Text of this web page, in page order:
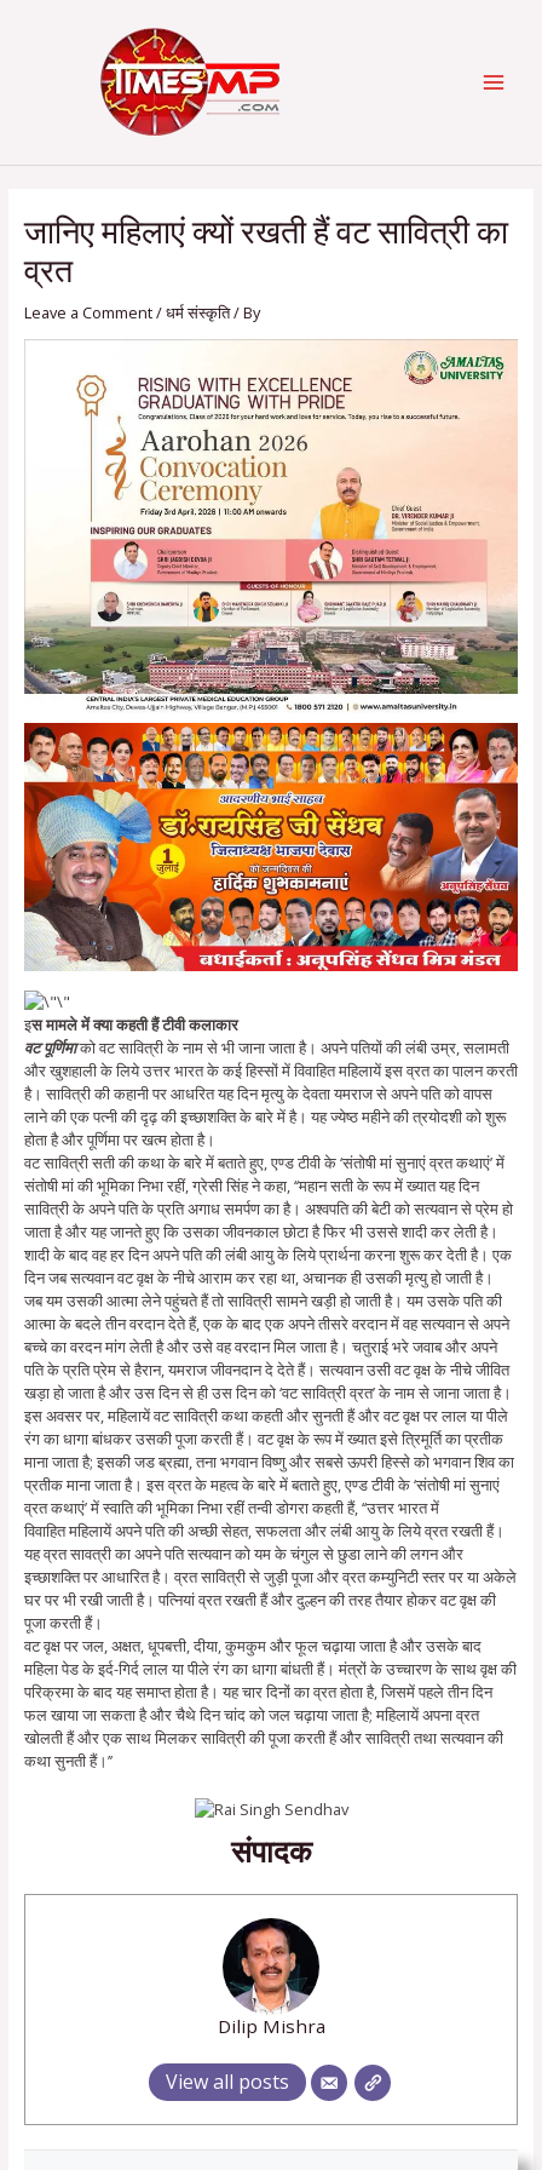
जानिए महिलाएं क्यों रखती हैं वट सावित्री का
व्रत
Leave a Comment/धर्म संस्कृति/ By
इस मामले में क्या कहती हैं टीवी कलाकार
वट पूर्णिमाको वट सावित्री के नाम से भी जाना जाता है। अपने पतियों की लंबी उम्र, सलामती
और खुशहाली के लिये उत्तर भारत के कई हिस्सों में विवाहित महिलायें इस व्रत का पालन करती
है। सावित्री की कहानी पर आधरित यह दिन मृत्यु के देवता यमराज से अपने पति को वापस
लाने की एक पत्नी की दृढ़ की इच्छाशक्ति के बारे में है। यह ज्येष्ठ महीने की त्रयोदशी को शुरू
होता है और पूर्णिमा पर खत्म होता है।
वट सावित्री सती की कथा के बारे में बताते हुए, एण्ड टीवी के ‘संतोषी मां सुनाएं व्रत कथाएं’ में
संतोषी मां की भूमिका निभा रहीं, ग्रेसी सिंह ने कहा, ‘‘महान सती के रूप में ख्यात यह दिन
सावित्री के अपने पति के प्रति अगाध समर्पण का है। अश्वपति की बेटी को सत्यवान से प्रेम हो
जाता है और यह जानते हुए कि उसका जीवनकाल छोटा है फिर भी उससे शादी कर लेती है।
शादी के बाद वह हर दिन अपने पति की लंबी आयु के लिये प्रार्थना करना शुरू कर देती है। एक
दिन जब सत्यवान वट वृक्ष के नीचे आराम कर रहा था, अचानक ही उसकी मृत्यु हो जाती है।
जब यम उसकी आत्मा लेने पहुंचते हैं तो सावित्री सामने खड़ी हो जाती है। यम उसके पति की
आत्मा के बदले तीन वरदान देते हैं, एक के बाद एक अपने तीसरे वरदान में वह सत्यवान से अपने
बच्चे का वरदन मांग लेती है और उसे वह वरदान मिल जाता है। चतुराई भरे जवाब और अपने
पति के प्रति प्रेम से हैरान, यमराज जीवनदान दे देते हैं। सत्यवान उसी वट वृक्ष के नीचे जीवित
खड़ा हो जाता है और उस दिन से ही उस दिन को ‘वट सावित्री व्रत’ के नाम से जाना जाता है।
इस अवसर पर, महिलायें वट सावित्री कथा कहती और सुनती हैं और वट वृक्ष पर लाल या पीले
रंग का धागा बांधकर उसकी पूजा करती हैं। वट वृक्ष के रूप में ख्यात इसे त्रिमूर्ति का प्रतीक
माना जाता है; इसकी जड ब्रह्मा, तना भगवान विष्णु और सबसे ऊपरी हिस्से को भगवान शिव का
प्रतीक माना जाता है। इस व्रत के महत्व के बारे में बताते हुए, एण्ड टीवी के ‘संतोषी मां सुनाएं
व्रत कथाएं’ में स्वाति की भूमिका निभा रहीं तन्वी डोगरा कहती हैं, ‘‘उत्तर भारत में
विवाहित महिलायें अपने पति की अच्छी सेहत, सफलता और लंबी आयु के लिये व्रत रखती हैं।
यह व्रत सावत्री का अपने पति सत्यवान को यम के चंगुल से छुडा लाने की लगन और
इच्छाशक्ति पर आधारित है। व्रत सावित्री से जुड़ी पूजा और व्रत कम्युनिटी स्तर पर या अकेले
घर पर भी रखी जाती है। पत्नियां व्रत रखती हैं और दुल्हन की तरह तैयार होकर वट वृक्ष की
पूजा करती हैं।
वट वृक्ष पर जल, अक्षत, धूपबत्ती, दीया, कुमकुम और फूल चढ़ाया जाता है और उसके बाद
महिला पेड के इर्द-गिर्द लाल या पीले रंग का धागा बांधती हैं। मंत्रों के उच्चारण के साथ वृक्ष की
परिक्रमा के बाद यह समाप्त होता है। यह चार दिनों का व्रत होता है, जिसमें पहले तीन दिन
फल खाया जा सकता है और चैथे दिन चांद को जल चढ़ाया जाता है; महिलायें अपना व्रत
खोलती हैं और एक साथ मिलकर सावित्री की पूजा करती हैं और सावित्री तथा सत्यवान की
कथा सुनती हैं।’’
संपादक
Dilip Mishra
View all posts
navigation